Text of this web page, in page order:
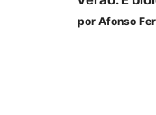
por Afonso